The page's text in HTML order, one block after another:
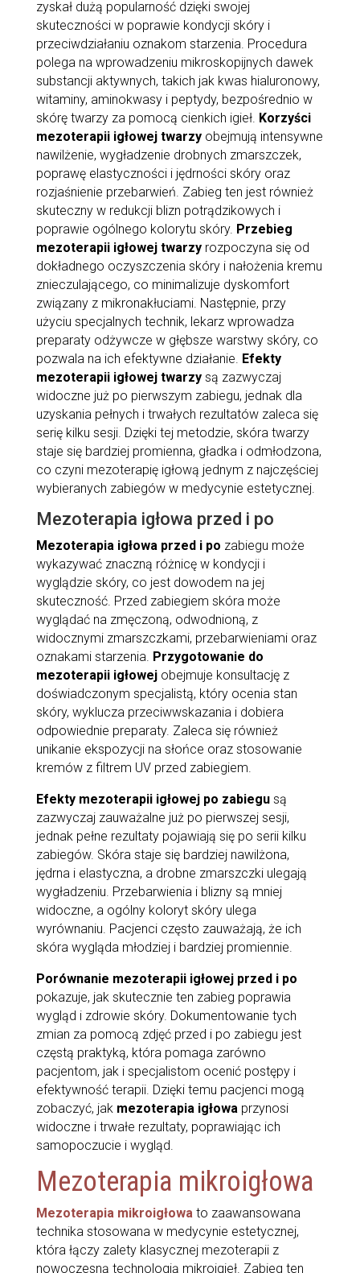
zyskał dużą popularność dzięki swojej
skuteczności w poprawie kondycji skóry i
przeciwdziałaniu oznakom starzenia. Procedura
polega na wprowadzeniu mikroskopijnych dawek
substancji aktywnych, takich jak kwas hialuronowy,
witaminy, aminokwasy i peptydy, bezpośrednio w
skórę twarzy za pomocą cienkich igieł. Korzyści
mezoterapii igłowej twarzyobejmują intensywne
nawilżenie, wygładzenie drobnych zmarszczek,
poprawę elastyczności i jędrności skóry oraz
rozjaśnienie przebarwień. Zabieg ten jest również
skuteczny w redukcji blizn potrądzikowych i
poprawie ogólnego kolorytu skóry. Przebieg
mezoterapii igłowej twarzyrozpoczyna się od
dokładnego oczyszczenia skóry i nałożenia kremu
znieczulającego, co minimalizuje dyskomfort
związany z mikronakłuciami. Następnie, przy
użyciu specjalnych technik, lekarz wprowadza
preparaty odżywcze w głębsze warstwy skóry, co
pozwala na ich efektywne działanie. Efekty
mezoterapii igłowej twarzysą zazwyczaj
widoczne już po pierwszym zabiegu, jednak dla
uzyskania pełnych i trwałych rezultatów zaleca się
serię kilku sesji. Dzięki tej metodzie, skóra twarzy
staje się bardziej promienna, gładka i odmłodzona,
co czyni mezoterapię igłową jednym z najczęściej
wybieranych zabiegów w medycynie estetycznej.
Mezoterapia igłowa przed i po
Mezoterapia igłowa przed i po zabiegu może
wykazywać znaczną różnicę w kondycji i
wyglądzie skóry, co jest dowodem na jej
skuteczność. Przed zabiegiem skóra może
wyglądać na zmęczoną, odwodnioną, z
widocznymi zmarszczkami, przebarwieniami oraz
oznakami starzenia. Przygotowanie do
mezoterapii igłowejobejmuje konsultację z
doświadczonym specjalistą, który ocenia stan
skóry, wyklucza przeciwwskazania i dobiera
odpowiednie preparaty. Zaleca się również
unikanie ekspozycji na słońce oraz stosowanie
kremów z filtrem UV przed zabiegiem.
Efekty mezoterapii igłowej po zabiegusą
zazwyczaj zauważalne już po pierwszej sesji,
jednak pełne rezultaty pojawiają się po serii kilku
zabiegów. Skóra staje się bardziej nawilżona,
jędrna i elastyczna, a drobne zmarszczki ulegają
wygładzeniu. Przebarwienia i blizny są mniej
widoczne, a ogólny koloryt skóry ulega
wyrównaniu. Pacjenci często zauważają, że ich
skóra wygląda młodziej i bardziej promiennie.
Porównanie mezoterapii igłowej przed i po
pokazuje, jak skutecznie ten zabieg poprawia
wygląd i zdrowie skóry. Dokumentowanie tych
zmian za pomocą zdjęć przed i po zabiegu jest
częstą praktyką, która pomaga zarówno
pacjentom, jak i specjalistom ocenić postępy i
efektywność terapii. Dzięki temu pacjenci mogą
zobaczyć, jak mezoterapia igłowaprzynosi
widoczne i trwałe rezultaty, poprawiając ich
samopoczucie i wygląd.
Mezoterapia mikroigłowa
Mezoterapia mikroigłowato zaawansowana
technika stosowana w medycynie estetycznej,
która łączy zalety klasycznej mezoterapii z
nowoczesną technologią mikroigieł. Zabieg ten